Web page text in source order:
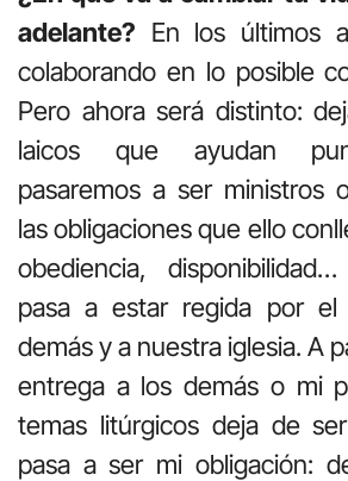
adelante? En los últimos
colaborando en lo posible
Pero ahora será distinto:
laicos que ayudan
pasaremos a ser ministros
las obligaciones que ello
obediencia,
pasa a estar regida por el
demás y a nuestra iglesia. A
entrega a los demás o mi
temas litúrgicos deja de
pasa a ser mi obligación: